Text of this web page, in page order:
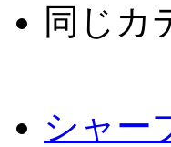
同じカ
シャー